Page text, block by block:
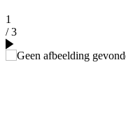
1
/ 3